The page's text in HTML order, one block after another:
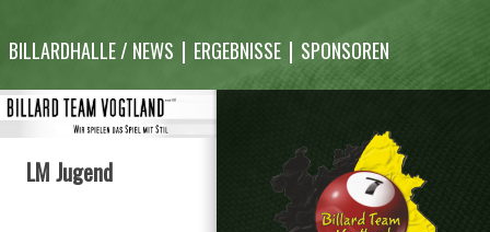
BILLARDHALLE / NEWS ERGEBNISSE SPONSOREN
LM Jugend